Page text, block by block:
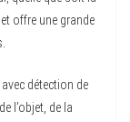
offre une grande
avec détection de
l’objet, de la